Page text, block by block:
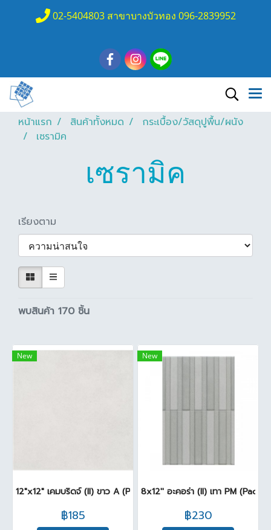
02-5404803 สาขาบางบัวทอง 096-2839952
หน้าแรก สินค้าทั้งหมด
กระเบื้อง/วัสดุปูพื้น/ผนัง
เซรามิค
เซรามิค
เรียงตาม
พบสินค้า 170 ชิ้น
New
12"x12" เคมบริดจ์ (II) ขาว A (Pack 11)
฿185
New
8x12'' อะคอร่า (II) เทา PM
฿230